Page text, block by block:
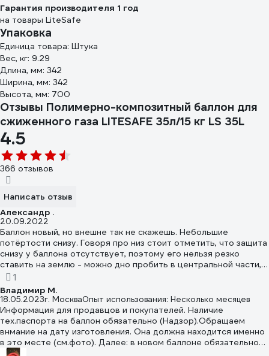
Гарантия производителя 1 год
на товары LiteSafe
Упаковка
Единица товара: Штука
Вес, кг: 9.29
Длина, мм: 342
Ширина, мм: 342
Высота, мм: 700
Отзывы Полимерно-композитный баллон для
сжиженного газа LITESAFE 35л/15 кг LS 35L
4.5
366 отзывов
Написать отзыв
Александр .
20.09.2022
Баллон новый, но внешне так не скажешь. Небольшие
потёртости снизу. Говоря про низ стоит отметить, что защита
снизу у баллона отсутствует, поэтому его нельзя резко
ставить на землю - можно дно пробить в центральной части,
если на земле какой-то камень будет. Ну и при перевозке в
багажнике надо фиксировать, чтобы сам по себе не летал,
иначе можно обо что-нибудь ударить и будет тот же эффект.
Второй момент, который пока до конца не понял - толи баллон
пропускает понемногу, толи что. Стоит дома на балконе с
открытыми окнами - запаха нету. Ставлю баллон в багажник
машины - ощущаю запах газа. Причём кран плотно закрыт,
специальный закрывающий колпачок одет. Стоит на улице -
1
Владимир М.
18.05.2023г. МоскваОпыт использования: Несколько месяцев
Информация для продавцов и покупателей. Наличие
тех.паспорта на баллон обязательно (Надзор).Обращаем
внмание на дату изготовления. Она должна находится именно
в это месте (см.фото). Далее: в новом баллоне обязательно
должен быть сжатый воздух - это показатель герметичности